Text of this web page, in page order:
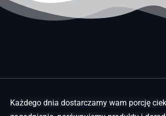
Każdego dnia dostarczamy wam porcję